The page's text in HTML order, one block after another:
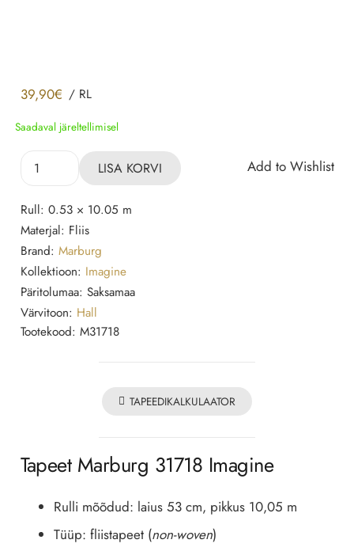
39,90€ / RL
Saadaval järeltellimisel
Tapeet
Marburg
kogus
LISA KORVI Add to Wishlist
Rull: 0.53 × 10.05 m
Materjal: Fliis
Brand: Marburg
Kollektioon: Imagine
Päritolumaa: Saksamaa
Värvitoon: Hall
Tootekood: M31718
TAPEEDIKALKULAATOR
Tapeet Marburg 31718 Imagine
Rulli mõõdud: laius 53 cm, pikkus 10,05 m
Tüüp: fliistapeet (non-woven)